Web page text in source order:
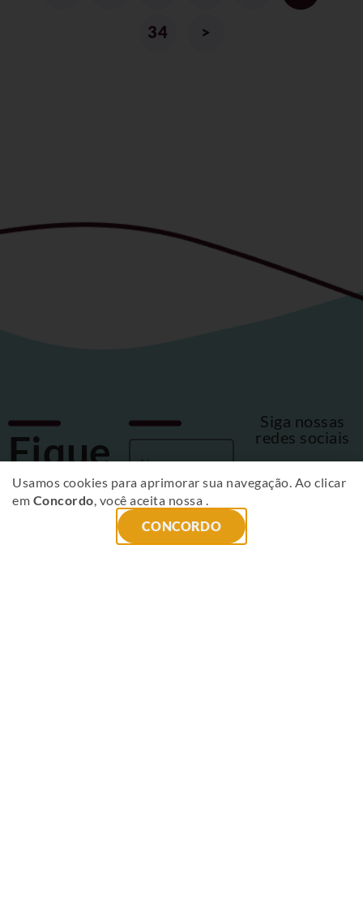
34 >
Fique
por
dentro
Siga nossas
redes sociais
CONCORDO
Usamos cookies para aprimorar sua navegação. Ao clicar
em Concordo, você aceita nossa .